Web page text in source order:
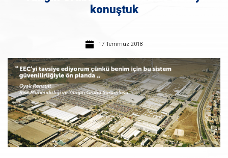
konuştuk
17 Temmuz 2018